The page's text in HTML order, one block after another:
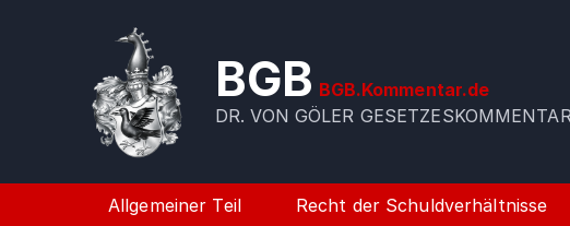
BGB BGB.Kommentar.de
DR. VON GÖLER GESETZESKOMMENTAR
Allgemeiner Teil Recht der Schuldverhältnisse